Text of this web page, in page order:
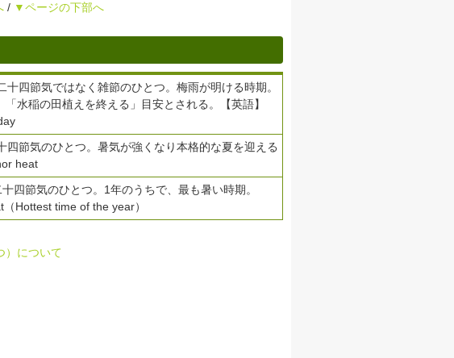
/ ▼ページの下部へ
十四節気ではなく雑節のひとつ。梅雨が明ける時期。
「水稲の田植えを終える」目安とされる。【英語】
四節気のひとつ。暑気が強くなり本格的な夏を迎える
heat
四節気のひとつ。1年のうちで、最も暑い時期。
（Hottest time of the year）
）について